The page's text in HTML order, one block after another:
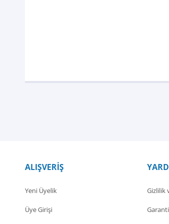
ALIŞVERİŞ
Yeni Üyelik
Üye Girişi
Gizlilik